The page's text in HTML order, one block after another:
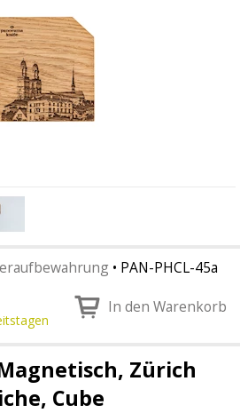
• PAN-PHCL-45a
In den Warenkorb
Zürich
Cube